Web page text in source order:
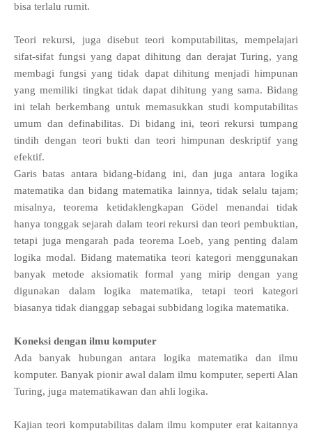
bisa terlalu rumit.
Teori rekursi, juga disebut teori komputabilitas, mempelajari
sifat-sifat fungsi yang dapat dihitung dan derajat Turing, yang
membagi fungsi yang tidak dapat dihitung menjadi himpunan
yang memiliki tingkat tidak dapat dihitung yang sama. Bidang
ini telah berkembang untuk memasukkan studi komputabilitas
umum dan definabilitas. Di bidang ini, teori rekursi tumpang
tindih dengan teori bukti dan teori himpunan deskriptif yang
efektif.
Garis batas antara bidang-bidang ini, dan juga antara logika
matematika dan bidang matematika lainnya, tidak selalu tajam;
misalnya, teorema ketidaklengkapan Gödel menandai tidak
hanya tonggak sejarah dalam teori rekursi dan teori pembuktian,
tetapi juga mengarah pada teorema Loeb, yang penting dalam
logika modal. Bidang matematika teori kategori menggunakan
banyak metode aksiomatik formal yang mirip dengan yang
digunakan dalam logika matematika, tetapi teori kategori
biasanya tidak dianggap sebagai subbidang logika matematika.
Koneksi dengan ilmu komputer
Ada banyak hubungan antara logika matematika dan ilmu
komputer. Banyak pionir awal dalam ilmu komputer, seperti Alan
Turing, juga matematikawan dan ahli logika.
Kajian teori komputabilitas dalam ilmu komputer erat kaitannya